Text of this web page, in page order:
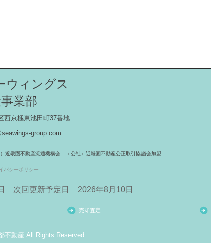
ウィングス
業部
西京極東池田町37番地
group.com
近畿圏不動産流通機構会 （公社）近畿圏不動産公正取引協議会加盟
バシーポリシー
次回更新予定日 2026年8月10日
売却査定
不動産 All Rights Reserved.